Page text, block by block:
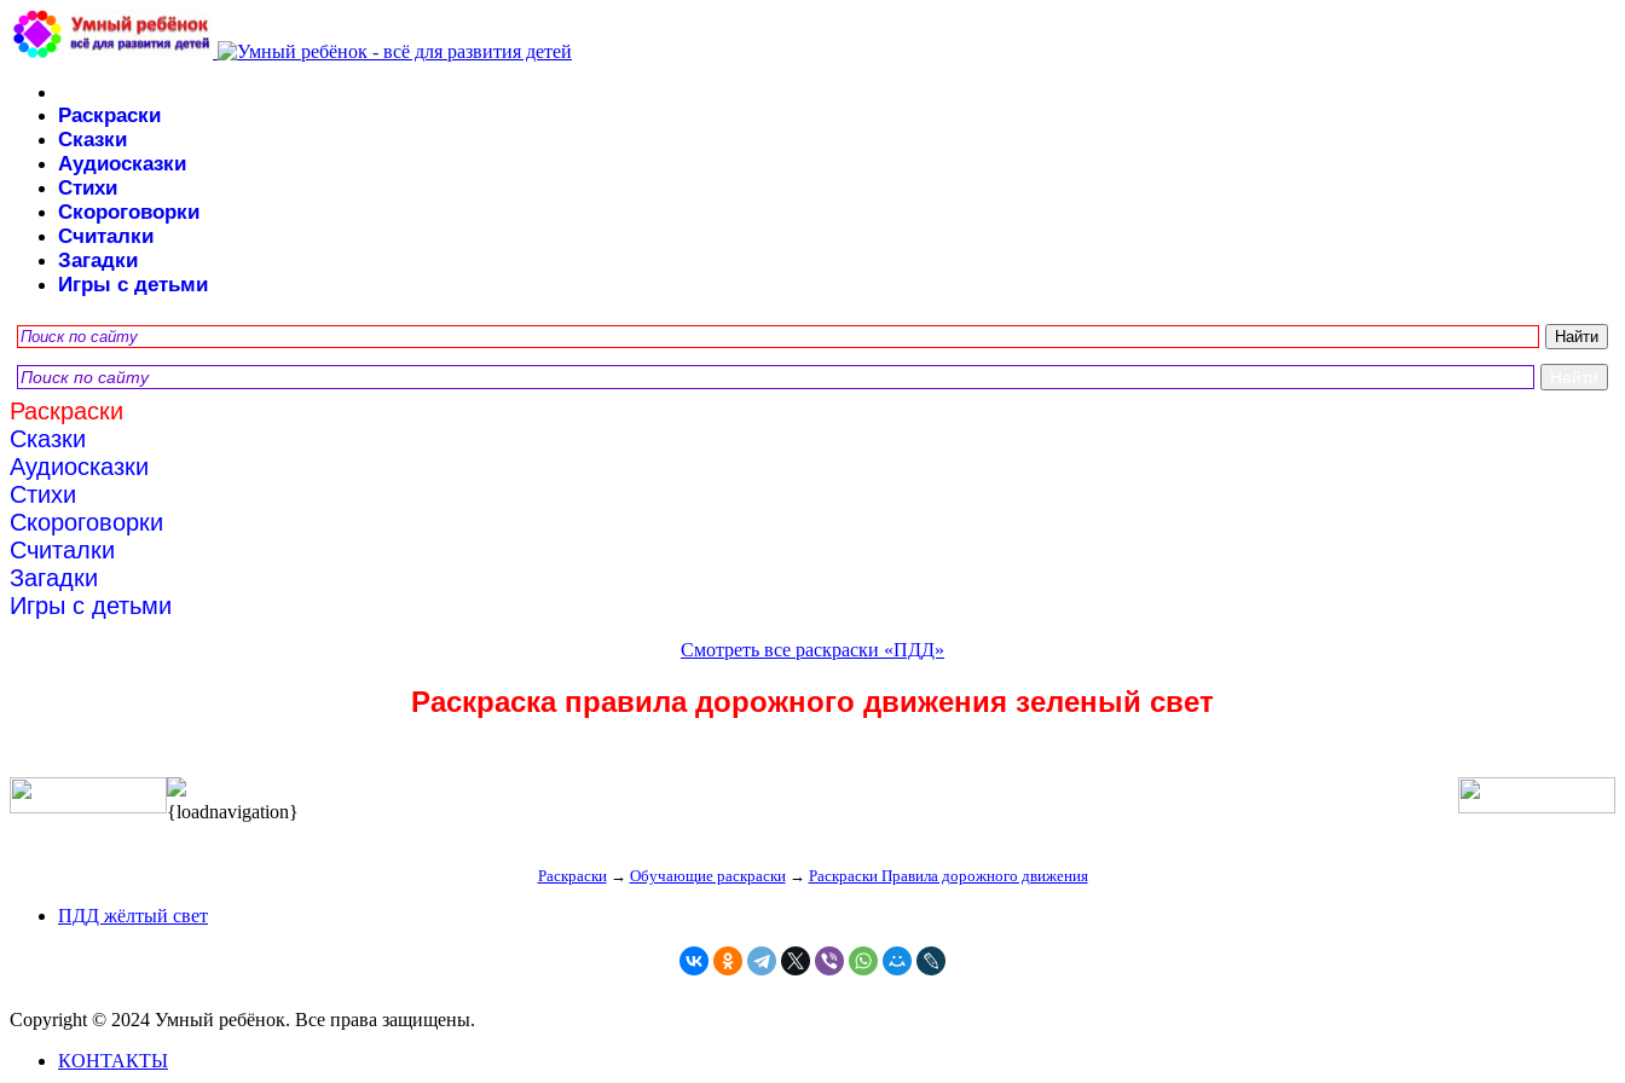
Раскраски
Сказки
Аудиосказки
Стихи
Скороговорки
Считалки
Загадки
Игры с детьми
Раскраски
Сказки
Аудиосказки
Стихи
Скороговорки
Считалки
Загадки
Игры с детьми
Смотреть все раскраски «ПДД»
Раскраска правила дорожного движения зеленый свет
{loadnavigation}
Раскраски→ Обучающие раскраски→ Раскраски Правила дорожного движения
ПДД жёлтый свет
Copyright © 2024 Умный ребёнок. Все права защищены.
КОНТАКТЫ